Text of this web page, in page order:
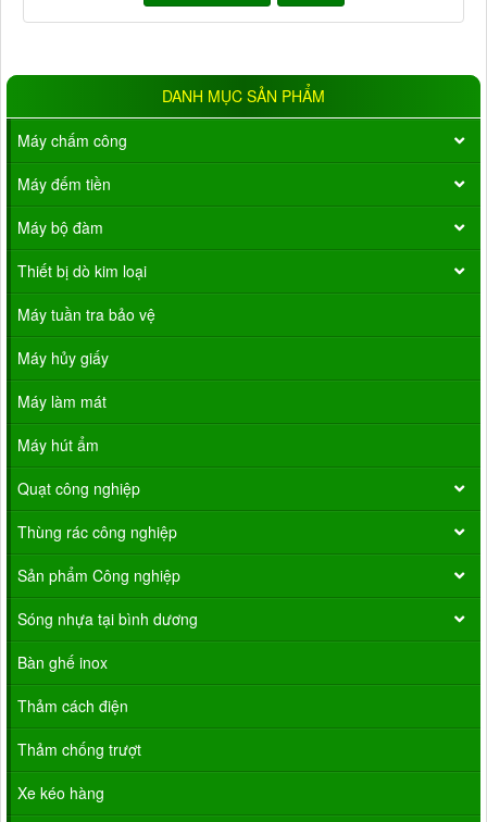
DANH MỤC SẢN PHẨM
Máy chấm công
Máy đếm tiền
Máy bộ đàm
Thiết bị dò kim loại
Máy tuần tra bảo vệ
Máy hủy giấy
Máy làm mát
Máy hút ẩm
Quạt công nghiệp
Thùng rác công nghiệp
Sản phẩm Công nghiệp
Sóng nhựa tại bình dương
Bàn ghế inox
Thảm cách điện
Thảm chống trượt
Xe kéo hàng